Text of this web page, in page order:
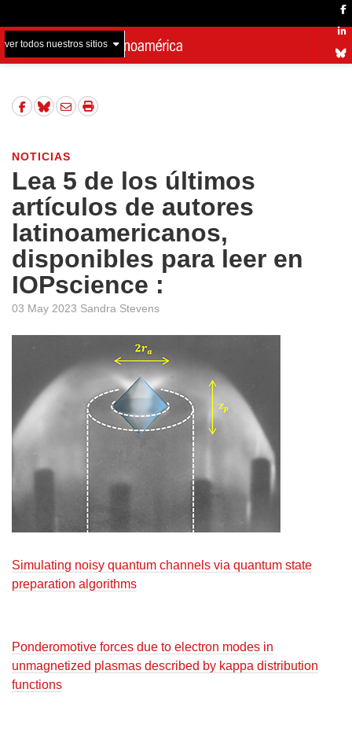
ver todos nuestros sitios
NOTICIAS
Lea 5 de los últimos
artículos de autores
latinoamericanos,
disponibles para leer en
IOPscience :
03 May 2023 Sandra Stevens
Simulating noisy quantum channels via quantum state
preparation algorithms
Ponderomotive forces due to electron modes in
unmagnetized plasmas described by kappa distribution
functions